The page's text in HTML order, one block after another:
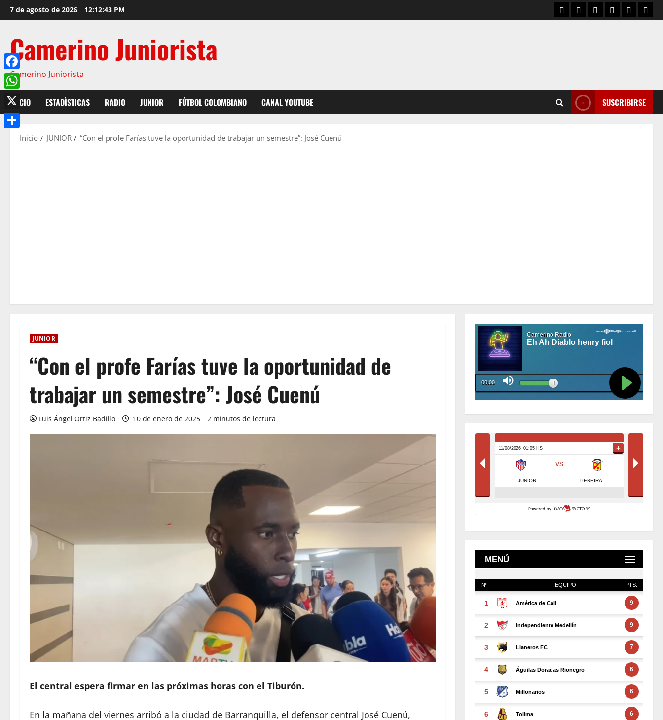
7 de agosto de 2026 12:12:45 PM
Camerino Juniorista
Camerino Juniorista
INICIO ESTADÌSTICAS RADIO JUNIOR FÚTBOL COLOMBIANO CANAL YOUTUBE SUSCRIBIRSE
Inicio JUNIOR “Con el profe Farías tuve la oportunidad de trabajar un semestre”: José Cuenú
JUNIOR
“Con el profe Farías tuve la oportunidad de
trabajar un semestre”: José Cuenú
Luis Ángel Ortiz Badillo 10 de enero de 2025 2 minutos de lectura
El central espera firmar en las próximas horas con el Tiburón.
En la mañana del viernes arribó a la ciudad de Barranquilla, el defensor central José Cuenú,
Facebook
WhatsApp
X
Compartir